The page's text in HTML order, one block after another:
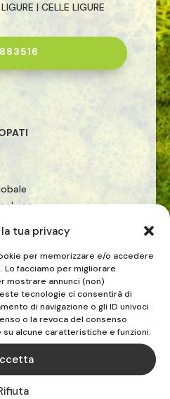
tua privacy
per memorizzare e/o accedere
Lo facciamo per migliorare
mostrare annunci (non)
tecnologie ci consentirà di
di navigazione o gli ID univoci
o la revoca del consenso
alcune caratteristiche e funzioni.
| CELLE LIGURE